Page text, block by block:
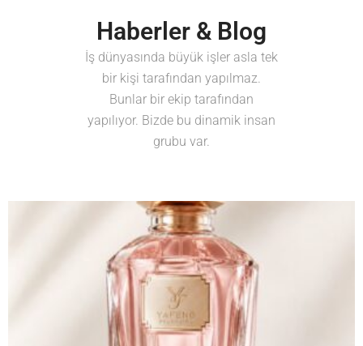
Haberler & Blog
İş dünyasında büyük işler asla tek
bir kişi tarafından yapılmaz.
Bunlar bir ekip tarafından
yapılıyor. Bizde bu dinamik insan
grubu var.